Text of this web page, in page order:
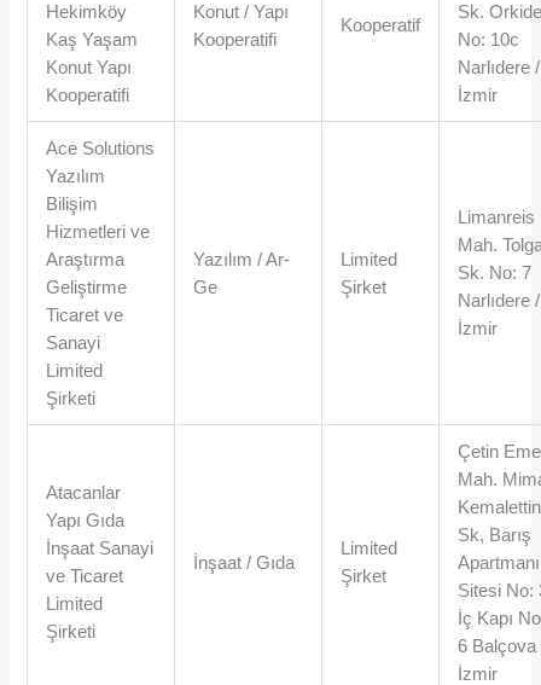
Hekimköy
Kaş Yaşam
Konut Yapı
Kooperatifi
Konut / Yapı
Kooperatifi
Kooperatif
Sk.
No: 10c
Narlıdere /
İzmir
Ace Solutions
Yazılım
Bilişim
Hizmetleri ve
Araştırma
Geliştirme
Ticaret ve
Sanayi
Limited
Şirketi
Yazılım / Ar-
Ge
Limited
Şirket
Limanreis
Mah.
Sk. No: 7
Narlıdere /
İzmir
Atacanlar
Yapı Gıda
İnşaat Sanayi
ve Ticaret
Limited
Şirketi
İnşaat / Gıda
Limited
Şirket
Çetin
Mah.
Kemalettin
Sk, Barış
Apartmanı
Sitesi No:
İç Kapı
6 Balçova
İzmir